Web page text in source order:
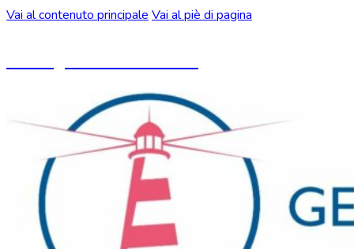
Vai al contenuto principale Vai al piè di pagina